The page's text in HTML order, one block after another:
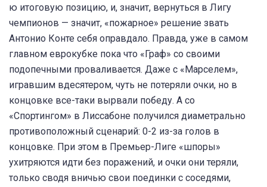
ю итоговую позицию, и, значит, вернуться в Лигу
чемпионов — значит, «пожарное» решение звать
Антонио Конте себя оправдало. Правда, уже в самом
главном еврокубке пока что «Граф» со своими
подопечными проваливается. Даже с «Марселем»,
игравшим вдесятером, чуть не потеряли очки, но в
концовке все-таки вырвали победу. А со
«Спортингом» в Лиссабоне получился диаметрально
противоположный сценарий: 0-2 из-за голов в
концовке. При этом в Премьер-Лиге «шпоры»
ухитряются идти без поражений, и очки они теряли,
только сводя вничью свои поединки с соседями,